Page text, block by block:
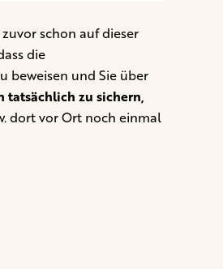
zuvor schon auf dieser
die
beweisen und Sie über
tatsächlich zu sichern,
dort vor Ort noch einmal